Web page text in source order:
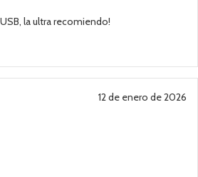
la ultra recomiendo!
12 de enero de 2026